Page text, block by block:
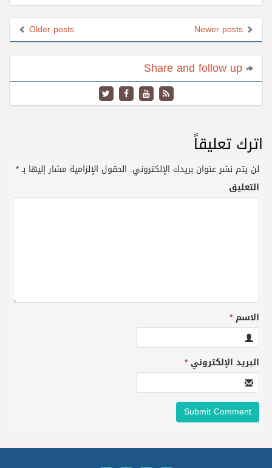
Older posts
اترك تعليقاً
لن يتم نشر عنوان بريدك الإلكتروني. الحقول الإلزامية مشار إليها بـ*
التعليق
الاسم*
البريد الإلكتروني*